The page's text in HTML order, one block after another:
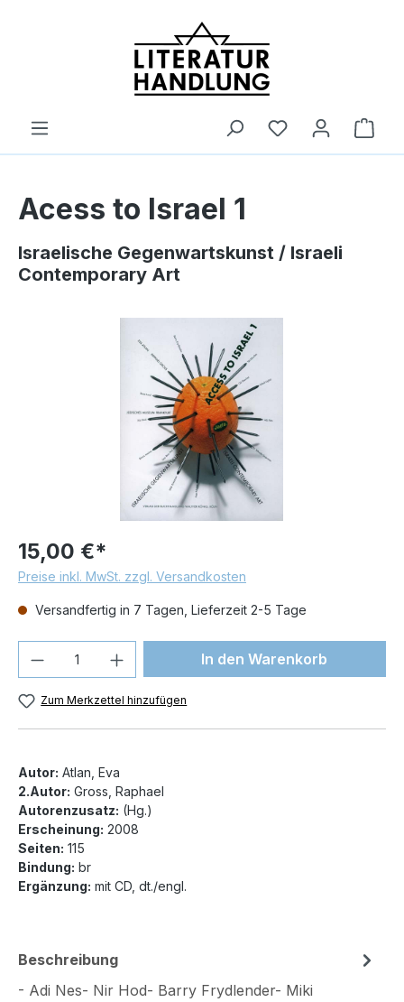
Acess to Israel 1
Israelische Gegenwartskunst / Israeli
Contemporary Art
15,00 €*
Preise inkl. MwSt. zzgl. Versandkosten
Versandfertig in 7 Tagen, Lieferzeit 2-5 Tage
Produkt Anzahl: Gib denIn den Warenkorb
Zum Merkzettel hinzufügen
Autor: Atlan, Eva
2.Autor: Gross, Raphael
Autorenzusatz: (Hg.)
Erscheinung: 2008
Seiten: 115
Bindung: br
Ergänzung: mit CD, dt./engl.
Beschreibung
- Adi Nes- Nir Hod- Barry Frydlender- Miki